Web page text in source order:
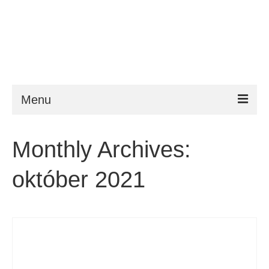
Menu
Követelmény
FAQ
Monthly Archives:
október 2021